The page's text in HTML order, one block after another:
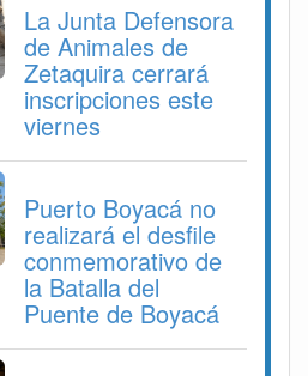
La Junta Defensora
de Animales de
Zetaquira cerrará
inscripciones este
viernes
Puerto Boyacá no
realizará el desfile
conmemorativo de
la Batalla del
Puente de Boyacá